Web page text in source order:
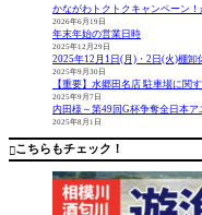
かながわトクトクキャンペーン
2026年6月19日
年末年始の営業日時
2025年12月29日
2025年12月1日(月)・2日(火)棚卸
2025年9月30日
【重要】水郷田名店 駐車場に関
2025年9月7日
内田様～第49回G杯争奪全日本
2025年8月1日
こちらもチェック！
からの
お車に
ばせて
し、も
ろん釣
に